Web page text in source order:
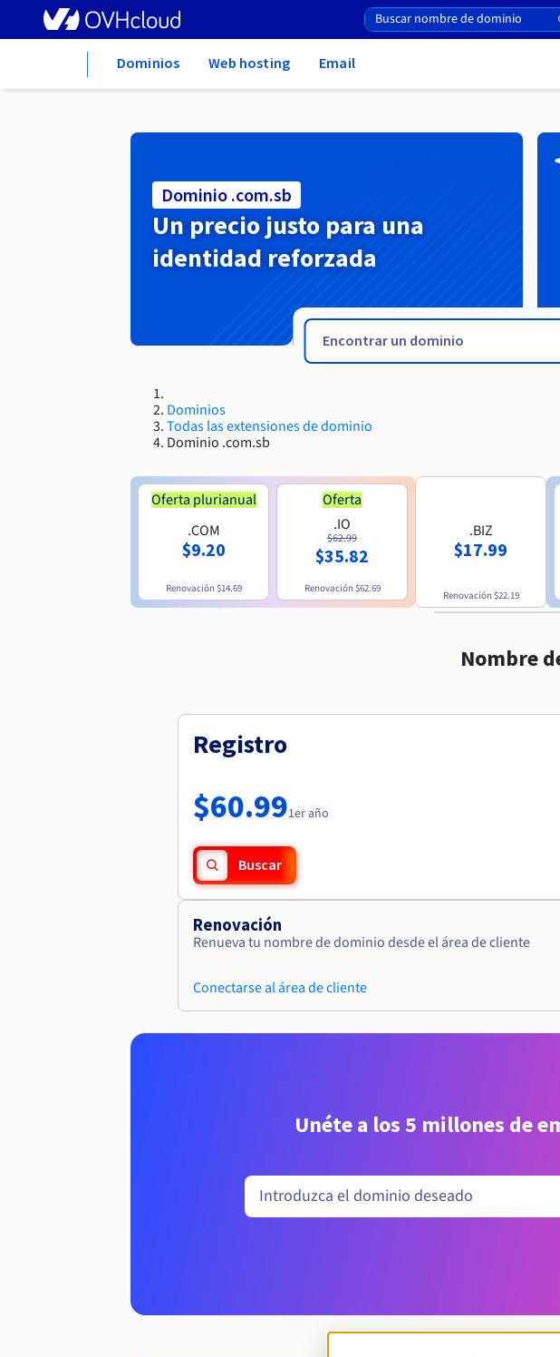
Dominios Web hosting Email
Dominio .com.sb
Un precio justo para una
identidad reforzada
Dominios
Todas las extensiones de dominio
Dominio .com.sb
Oferta plurianual
.COM
$9.20
Renovación$14.69
Oferta
.IO
$62.99
$35.82
Renovación$62.69
.BIZ
$17.99
Renovación$22.19
Nombre
Registro
$60.991er año
Buscar
Renovación
Renueva tu nombre de dominio desde el área de cliente
Conectarse al área de cliente
Unéte a los 5 millones de